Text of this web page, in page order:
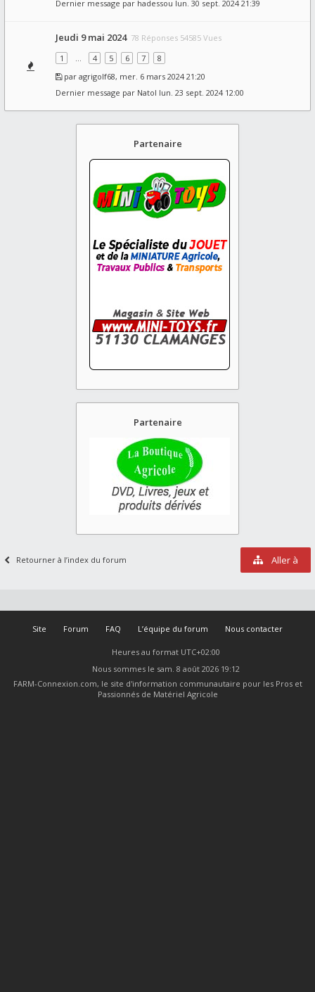
Dernier message par hadessou lun. 30 sept. 2024 21:39
Jeudi 9 mai 2024 78 Réponses 54585 Vues
1
… 4 5 6 7
8
par agrigolf68, mer. 6 mars 2024 21:20
Dernier message par Natol lun. 23 sept. 2024 12:00
Partenaire
Partenaire
Retourner à l’index du forum Aller à
Site Forum FAQ L’équipe du forum Nous contacter
Heures au format UTC+02:00
Nous sommes le sam. 8 août 2026 19:12
FARM-Connexion.com, le site d'information communautaire pour les Pros et
Passionnés de Matériel Agricole